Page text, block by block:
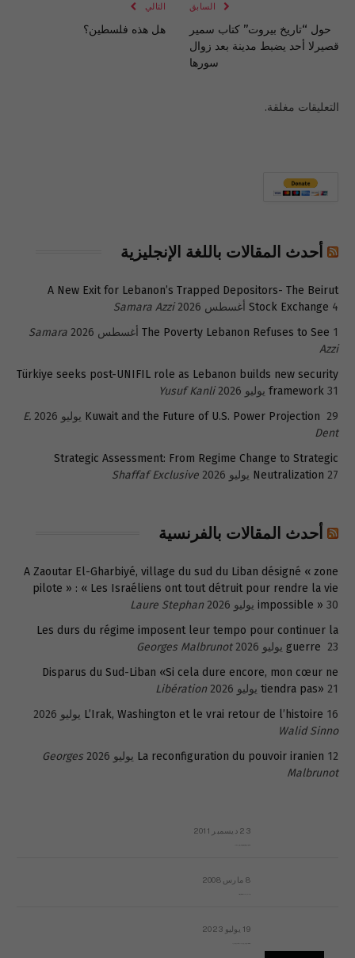
السابق
حول “تاريخ بيروت” كتاب سمير
قصيرلا أحد يضبط مدينة بعد زوال
سورها
التالي
هل هذه فلسطين؟
التعليقات مغلقة.
أحدث المقالات باللغة الإنجليزية
A New Exit for Lebanon’s Trapped Depositors- The Beirut
Stock Exchange 4 أغسطس 2026
Samara Azzi
The Poverty Lebanon Refuses to See 1 أغسطس 2026
Samara
Azzi
Türkiye seeks post-UNIFIL role as Lebanon builds new security
framework 31 يوليو 2026
Yusuf Kanli
Kuwait and the Future of U.S. Power Projection 29 يوليو 2026
E.
Dent
Strategic Assessment: From Regime Change to Strategic
Neutralization 27 يوليو 2026 Shaffaf Exclusive
أحدث المقالات بالفرنسية
A Zaoutar El-Gharbiyé, village du sud du Liban désigné « zone
pilote » : « Les Israéliens ont tout détruit pour rendre la vie
impossible » 30 يوليو 2026
Laure Stephan
Les durs du régime imposent leur tempo pour continuer la
guerre 23 يوليو 2026
Georges Malbrunot
Disparus du Sud-Liban «Si cela dure encore, mon cœur ne
tiendra pas» 21 يوليو 2026
Libération
L’Irak, Washington et le vrai retour de l’histoire 16 يوليو 2026
Walid Sinno
La reconfiguration du pouvoir iranien 12 يوليو 2026
Georges
Malbrunot
23 ديسمبر 2011
8 مارس 2008
19 يوليو 2023